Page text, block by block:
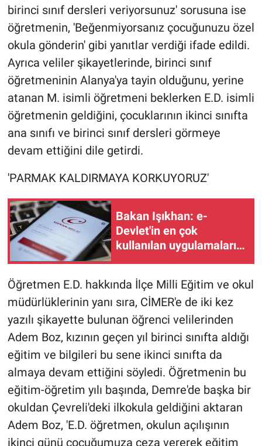
birinci sınıf dersleri veriyorsunuz' sorusuna ise
öğretmenin, 'Beğenmiyorsanız çocuğunuzu özel
okula gönderin' gibi yanıtlar verdiği ifade edildi.
Ayrıca veliler şikayetlerinde, birinci sınıf
öğretmeninin Alanya'ya tayin olduğunu, yerine
atanan M. isimli öğretmeni beklerken E.D. isimli
öğretmenin geldiğini, çocuklarının ikinci sınıfta
ana sınıfı ve birinci sınıf dersleri görmeye
devam ettiğini dile getirdi.
'PARMAK KALDIRMAYA KORKUYORUZ'
Bakan Işıkhan: e-
Devlet'in en çok
kullanılan uygulamaları
Öğretmen E.D. hakkında İlçe Milli Eğitim ve okul
müdürlüklerinin yanı sıra, CİMER'e de iki kez
yazılı şikayette bulunan öğrenci velilerinden
Adem Boz, kızının geçen yıl birinci sınıfta aldığı
eğitim ve bilgileri bu sene ikinci sınıfta da
almaya devam ettiğini söyledi. Öğretmenin bu
eğitim-öğretim yılı başında, Demre'de başka bir
okuldan Çevreli'deki ilkokula geldiğini aktaran
Adem Boz, 'E.D. öğretmen, okulun açılışının
ikinci günü çocuğumuza ceza vererek eğitim
Popüler
Programlar
Sağlık
Spor
Teknoloji
Türkiye'nin Geleceği
Yerel Gündem
Yerel Yaşam
Canlı Yayın